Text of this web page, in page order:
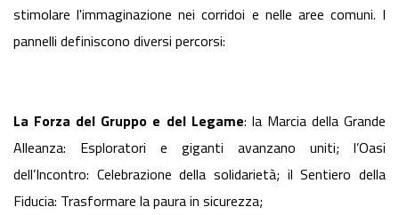
stimolare l'immaginazione nei corridoi e nelle aree comuni. I
pannelli definiscono diversi percorsi:
La Forza del Gruppo e del Legame: la Marcia della Grande
Alleanza: Esploratori e giganti avanzano uniti; l’Oasi
dell’Incontro: Celebrazione della solidarietà; il Sentiero della
Fiducia: Trasformare la paura in sicurezza;